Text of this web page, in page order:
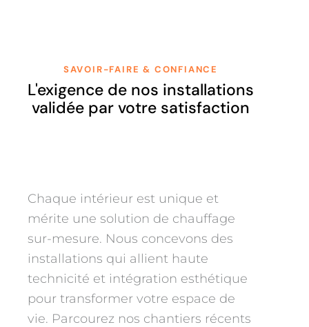
SAVOIR-FAIRE & CONFIANCE
L'exigence de nos installations
validée par votre satisfaction
Chaque intérieur est unique et
mérite une solution de chauffage
sur-mesure. Nous concevons des
installations qui allient haute
technicité et intégration esthétique
pour transformer votre espace de
vie. Parcourez nos chantiers récents